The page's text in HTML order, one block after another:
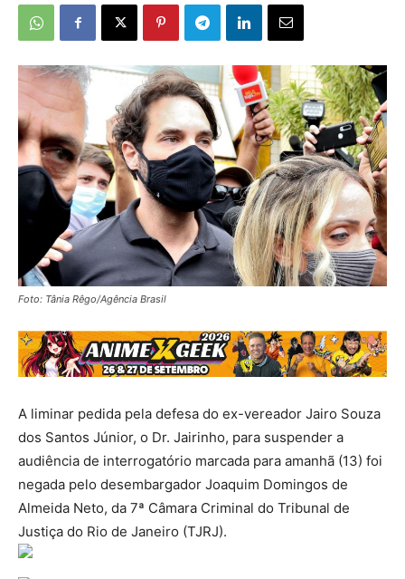
Foto: Tânia Rêgo/Agência Brasil
A liminar pedida pela defesa do ex-vereador Jairo Souza
dos Santos Júnior, o Dr. Jairinho, para suspender a
audiência de interrogatório marcada para amanhã (13) foi
negada pelo desembargador Joaquim Domingos de
Almeida Neto, da 7ª Câmara Criminal do Tribunal de
Justiça do Rio de Janeiro (TJRJ).